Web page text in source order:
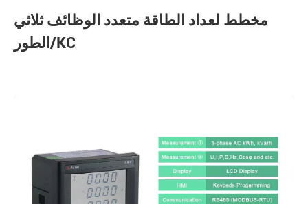
مخطط لعداد الطاقة متعدد الوظائف ثلاثي
الطور/KC